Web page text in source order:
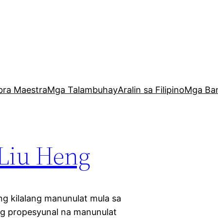
MaestraMga TalambuhayAralin sa FilipinoMga
Heng
kilalang manunulat mula sa
propesyunal na manunulat